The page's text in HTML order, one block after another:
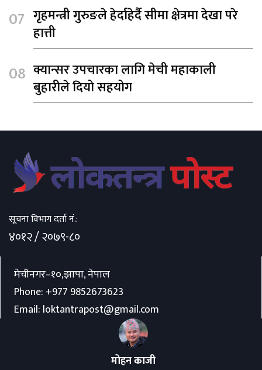
गृहमन्त्री गुरुङले हेर्दाहेर्दै सीमा क्षेत्रमा देखा परे
हात्ती
क्यान्सर उपचारका लागि मेची महाकाली
बुहारीले दियो सहयोग
सूचना विभाग दर्ता नं.:
४०१२ / २०७९-८०
मेचीनगर–१०,झापा, नेपाल
Phone: +977 9852673623
Email: loktantrapost@gmail.com
मोहन काजी